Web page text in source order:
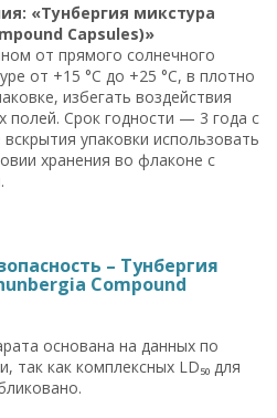
«Тунбергия микстура
Capsules)»
от прямого солнечного
от +15 °C до +25 °C, в плотно
избегать воздействия
полей. Срок годности — 3 года с
упаковки использовать
хранения во флаконе с
– Тунбергия
Compound
основана на данных по
так как комплексных LD₅₀ для